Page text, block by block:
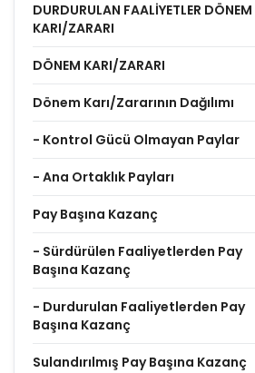
DURDURULAN FAALİYETLER DÖNEM
KARI/ZARARI
DÖNEM KARI/ZARARI
Dönem Karı/Zararının Dağılımı
- Kontrol Gücü Olmayan Paylar
- Ana Ortaklık Payları
Pay Başına Kazanç
- Sürdürülen Faaliyetlerden Pay
Başına Kazanç
- Durdurulan Faaliyetlerden Pay
Başına Kazanç
Sulandırılmış Pay Başına Kazanç